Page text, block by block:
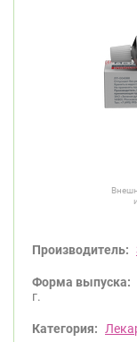
Производитель:
Форма выпуска:
г.
Категория: